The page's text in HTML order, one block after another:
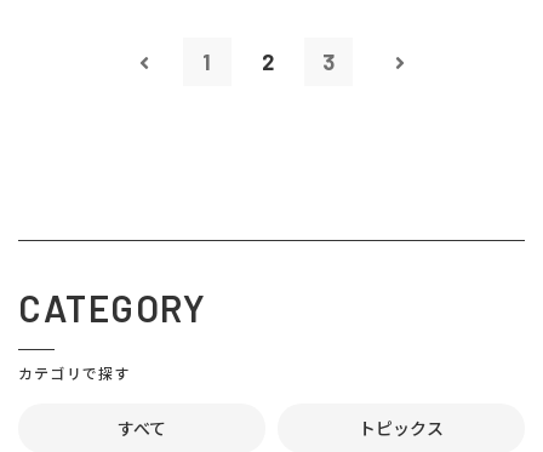
1 2 3
CATEGORY
カテゴリで探す
すべて トピックス